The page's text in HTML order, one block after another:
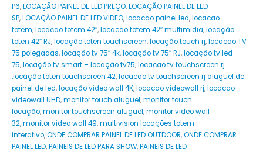
P6,LOCAÇÃO PAINEL DE LED PREÇO,LOCAÇÃO PAINEL DE LED
SP,LOCAÇÃO PAINEL DE LED VIDEO,locacao painel led,locacao
totem,locacao totem 42″,locacao totem 42″ multimidia,locação
toten 42″ RJ,locação toten touchscreen,locação touch rj,locacao TV
75 polegadas,locação tv 75″ 4k,locação tv 75″ RJ,locação tv led
75,locação tv smart – locação tv75,locacao tv touchscreen rj
.locação toten touchscreen 42,locacao tv touchscreen rj aluguel de
painel de led,locação video wall 4K,locacao videowall rj,locacao
videowall UHD,monitor touch aluguel,monitor touch
locação,monitor touchscreen aluguel,monitor video wall
32,monitor video wall 49,multivision locações totem
interativo,ONDE COMPRAR PAINEL DE LED OUTDOOR,ONDE COMPRAR
PAINEL LED,PAINEIS DE LED PARA SHOW,PAINEIS DE LED